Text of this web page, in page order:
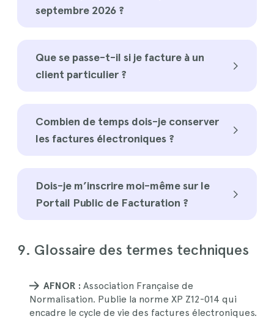
septembre 2026 ?
Que se passe-t-il si je facture à un
client particulier ?
Combien de temps dois-je conserver
les factures électroniques ?
Dois-je m’inscrire moi-même sur le
Portail Public de Facturation ?
9. Glossaire des termes techniques
AFNOR : Association Française de
Normalisation. Publie la norme XP Z12-014 qui
encadre le cycle de vie des factures électroniques.